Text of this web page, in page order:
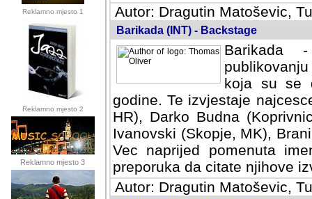
Reklamno mjesto 1
Reklamno mjesto 2
Reklamno mjesto 3
Autor: Dragutin Matoševic,
Barikada (INT) - Backstage
Barikada
koja su se
godine. Te izvjestaje
HR), Darko Budna
Ivanovski (Skopje, MK),
Vec naprijed pomenuta
preporuka da citate njihove
Autor: Dragutin Matoševic,